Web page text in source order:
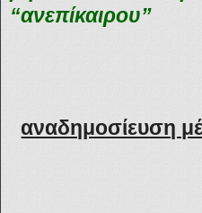
“ανεπίκαιρου”
αναδημοσίευση